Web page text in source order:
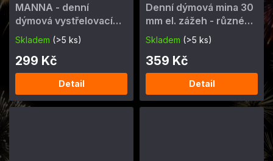
MANNA - denní
dýmová vystřelovací
trubice
Skladem (>5 ks)
299 Kč
Detail
Denní dýmová mina 30
mm el. zážeh - různé
barvy
Skladem (>5 ks)
359 Kč
Detail